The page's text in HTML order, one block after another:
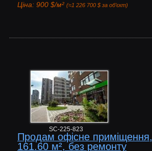
Ціна: 900 $/м² (≈1 226 700 $ за об’єкт)
SC-225-823
Продам офісне приміщення,
161.60 м², без ремонту